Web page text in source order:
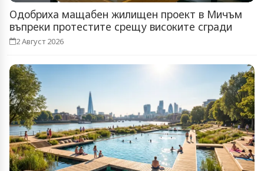
Одобриха мащабен жилищен проект в Мичъм
въпреки протестите срещу високите сгради
2 Август 2026